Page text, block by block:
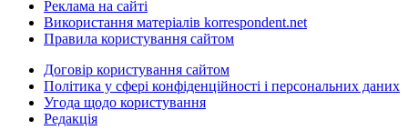
Реклама на сайті
Використання матеріалів korrespondent.net
Правила користування сайтом
Договір користування сайтом
Політика у сфері конфіденційності і персональних даних
Угода щодо користування
Редакція